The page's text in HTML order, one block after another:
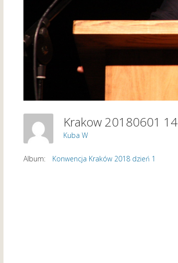
Krakow 20180601 14
Kuba W
Album: Konwencja Kraków 2018 dzień 1